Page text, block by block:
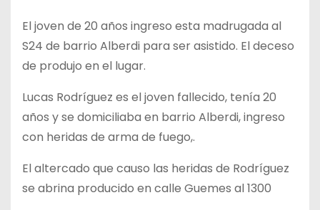
El joven de 20 años ingreso esta madrugada al
S24 de barrio Alberdi para ser asistido. El deceso
de produjo en el lugar.
Lucas Rodríguez es el joven fallecido, tenía 20
años y se domiciliaba en barrio Alberdi, ingreso
con heridas de arma de fuego,.
El altercado que causo las heridas de Rodríguez
se abrina producido en calle Guemes al 1300